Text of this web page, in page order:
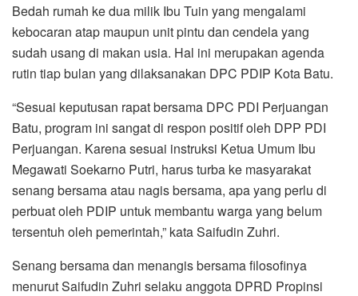
Bedah rumah ke dua milik Ibu Tuin yang mengalami
kebocaran atap maupun unit pintu dan cendela yang
sudah usang di makan usia. Hal ini merupakan agenda
rutin tiap bulan yang dilaksanakan DPC PDIP Kota Batu.
“Sesuai keputusan rapat bersama DPC PDI Perjuangan
Batu, program ini sangat di respon positif oleh DPP PDI
Perjuangan. Karena sesuai instruksi Ketua Umum Ibu
Megawati Soekarno Putri, harus turba ke masyarakat
senang bersama atau nagis bersama, apa yang perlu di
perbuat oleh PDIP untuk membantu warga yang belum
tersentuh oleh pemerintah,” kata Saifudin Zuhri.
Senang bersama dan menangis bersama filosofinya
menurut Saifudin Zuhri selaku anggota DPRD Propinsi